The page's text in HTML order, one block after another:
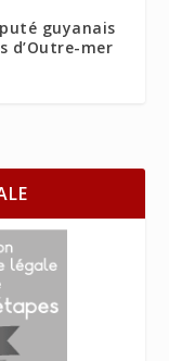
guyanais
d’Outre-mer